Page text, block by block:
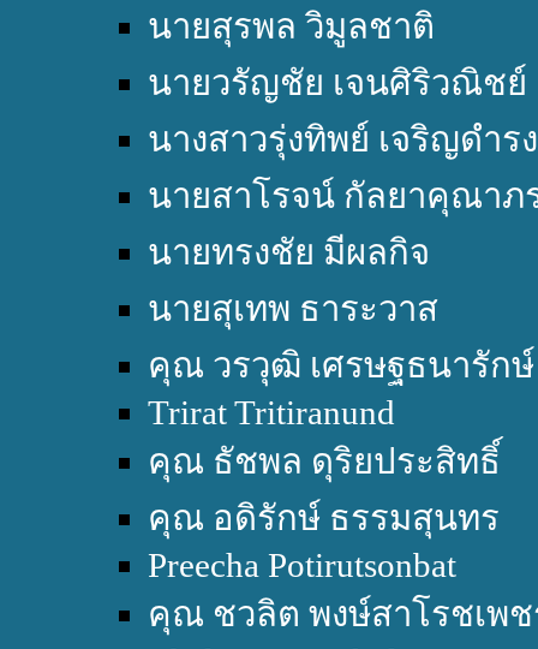
นายสุรพล วิมูลชาติ
นายวรัญชัย เจนศิริวณิชย์
นางสาวรุ่งทิพย์ เจริญดำร
นายสาโรจน์ กัลยาคุณา
นายทรงชัย มีผลกิจ
นายสุเทพ ธาระวาส
คุณ วรวุฒิ เศรษฐธนารักษ์
Trirat Tritiranund
คุณ ธัชพล ดุริยประสิทธิ์
คุณ อดิรักษ์ ธรรมสุนทร
Preecha Potirutsonbat
คุณ ชวลิต พงษ์สาโรชเพ